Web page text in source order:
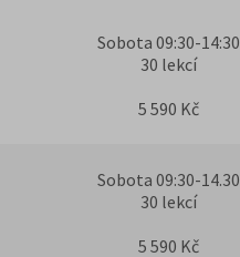
Sobota 09:30-14:30
30 lekcí
5 590 Kč
Sobota 09:30-14.30
30 lekcí
5 590 Kč